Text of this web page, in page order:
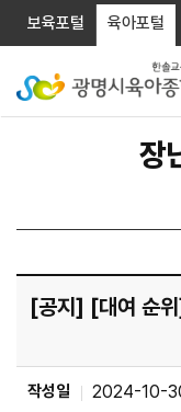
보육포털 육아포털
장
[공지] [대여 순
작성일 2024-10-